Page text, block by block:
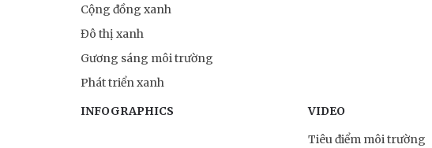
Cộng đồng xanh
Đô thị xanh
Gương sáng môi trường
Phát triển xanh
INFOGRAPHICS
VIDEO
Tiêu điểm môi trường